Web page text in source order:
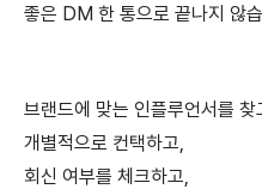
좋은 DM 한 통으로 끝나지 않
브랜드에 맞는 인플루언서를 찾
개별적으로 컨택하고,
회신 여부를 체크하고,